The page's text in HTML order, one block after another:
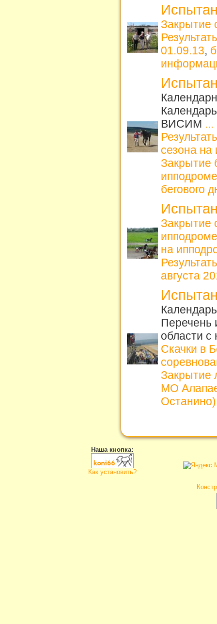
Закрытие
01.09.13,
ВИСИМ ...
сезона
Закрытие
бегового
Закрытие
ипподроме
на
августа
Перечень
области с
Скачки в
Закрытие
МО
Останино)
Наша кнопка:
Как установить?